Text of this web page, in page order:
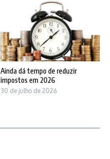
Ainda dá tempo de reduzir
impostos em 2026
30 de julho de 2026